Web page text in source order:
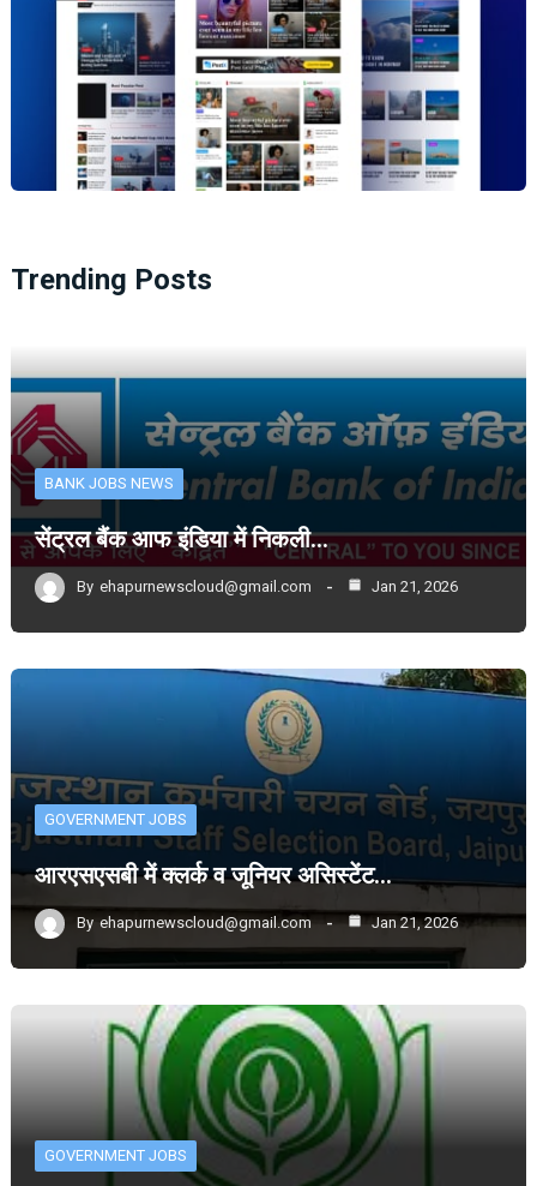
Trending Posts
BANK JOBS NEWS
सेंट्रल बैंक आफ इंडिया में निकली…
By ehapurnewscloud@gmail.com Jan 21, 2026
GOVERNMENT JOBS
आरएसएसबी में क्लर्क व जूनियर असिस्टेंट…
By ehapurnewscloud@gmail.com Jan 21, 2026
GOVERNMENT JOBS